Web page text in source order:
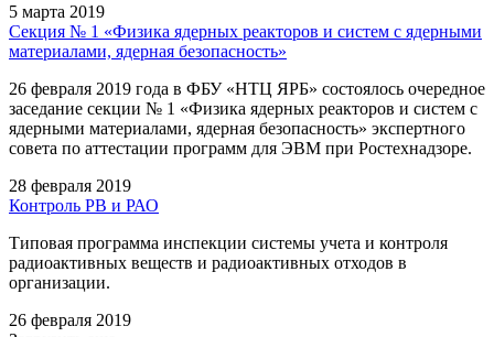
5 марта 2019
Секция № 1 «Физика ядерных реакторов и систем с ядерными
материалами, ядерная безопасность»
26 февраля 2019 года в ФБУ «НТЦ ЯРБ» состоялось очередное
заседание секции № 1 «Физика ядерных реакторов и систем с
ядерными материалами, ядерная безопасность» экспертного
совета по аттестации программ для ЭВМ при Ростехнадзоре.
28 февраля 2019
Контроль РВ и РАО
Типовая программа инспекции системы учета и контроля
радиоактивных веществ и радиоактивных отходов в
организации.
26 февраля 2019